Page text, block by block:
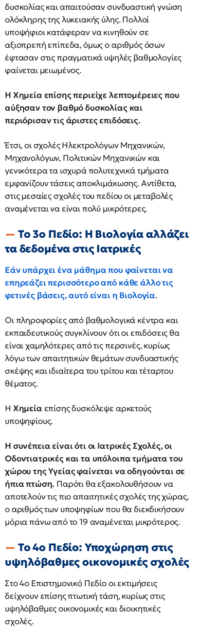
δυσκολίας και απαιτούσαν συνδυαστική γνώση
ολόκληρης της λυκειακής ύλης. Πολλοί
υποψήφιοι κατάφεραν να κινηθούν σε
αξιοπρεπή επίπεδα, όμως ο αριθμός όσων
έφτασαν στις πραγματικά υψηλές βαθμολογίες
φαίνεται μειωμένος.
Η Χημεία επίσης περιείχε λεπτομέρειες που
αύξησαν τον βαθμό δυσκολίας και
περιόρισαν τις άριστες επιδόσεις.
Έτσι, οι σχολές Ηλεκτρολόγων Μηχανικών,
Μηχανολόγων, Πολιτικών Μηχανικών και
γενικότερα τα ισχυρά πολυτεχνικά τμήματα
εμφανίζουν τάσεις αποκλιμάκωσης. Αντίθετα,
στις μεσαίες σχολές του πεδίου οι μεταβολές
αναμένεται να είναι πολύ μικρότερες.
Το 3ο Πεδίο: Η Βιολογία αλλάζει
τα δεδομένα στις Ιατρικές
Εάν υπάρχει ένα μάθημα που φαίνεται να
επηρεάζει περισσότερο από κάθε άλλο τις
φετινές βάσεις, αυτό είναι η Βιολογία.
Οι πληροφορίες από βαθμολογικά κέντρα και
εκπαιδευτικούς συγκλίνουν ότι οι επιδόσεις θα
είναι χαμηλότερες από τις περσινές, κυρίως
λόγω των απαιτητικών θεμάτων συνδυαστικής
σκέψης και ιδιαίτερα του τρίτου και τέταρτου
θέματος.
Η Χημεία επίσης δυσκόλεψε αρκετούς
υποψηφίους.
Η συνέπεια είναι ότι οι Ιατρικές Σχολές, οι
Οδοντιατρικές και τα υπόλοιπα τμήματα του
χώρου της Υγείας φαίνεται να οδηγούνται σε
ήπια πτώση. Παρότι θα εξακολουθήσουν να
αποτελούν τις πιο απαιτητικές σχολές της χώρας,
ο αριθμός των υποψηφίων που θα διεκδικήσουν
μόρια πάνω από το 19 αναμένεται μικρότερος.
Το 4ο Πεδίο: Υποχώρηση στις
υψηλόβαθμες οικονομικές σχολές
Στο 4ο Επιστημονικό Πεδίο οι εκτιμήσεις
δείχνουν επίσης πτωτική τάση, κυρίως στις
υψηλόβαθμες οικονομικές και διοικητικές
σχολές.